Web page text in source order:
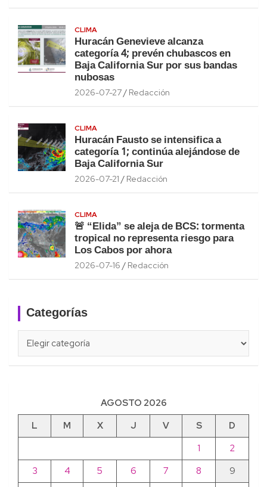
CLIMA
Huracán Genevieve alcanza
categoría 4; prevén chubascos en
Baja California Sur por sus bandas
nubosas
2026-07-27 Redacción
CLIMA
Huracán Fausto se intensifica a
categoría 1; continúa alejándose de
Baja California Sur
2026-07-21 Redacción
CLIMA
🚨 “Elida” se aleja de BCS: tormenta
tropical no representa riesgo para
Los Cabos por ahora
2026-07-16 Redacción
Categorías
AGOSTO 2026
L
M X J V S
D
1
2
3
4 5 6 7 8 9